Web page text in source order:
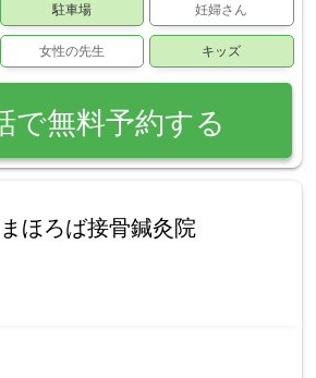
駐車場 妊婦さん
女性の先生 キッズ
で無料予約する
まほろば接骨鍼灸院